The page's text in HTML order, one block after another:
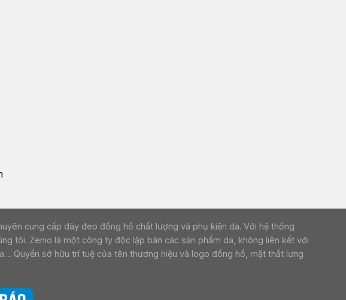
cung cấp dây đeo đồng hồ chất lượng và phụ kiện da. Với hệ thống
tôi. Zenio là một công ty độc lập bán các sản phẩm da, không liên kết với
Quyền sở hữu trí tuệ của tên thương hiệu và logo đồng hồ, mặt thắt lưng